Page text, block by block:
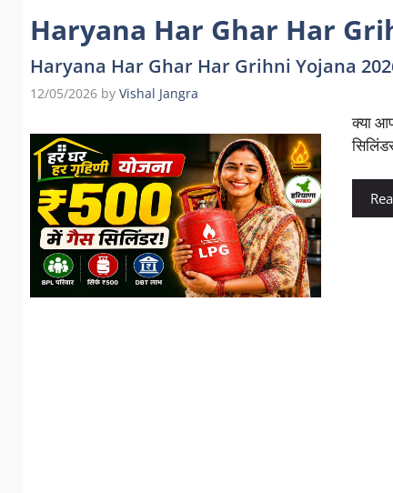
Haryana Har Ghar Har
Haryana Har Ghar Har Grihni Yojana
12/05/2026 by Vishal Jangra
क्या